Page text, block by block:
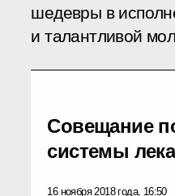
шедевры в
и талантливой
Совещание
системы
16 ноября 2018 года, 16:50